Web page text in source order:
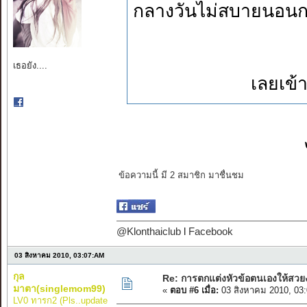
เธอยัง....
กลางวันไม่สบายนอน
เลยเ
ข้อความนี้ มี 2 สมาชิก มาชื่นชม
@Klonthaiclubl Facebook
03 สิงหาคม 2010, 03:07:AM
กุล
มาตา(singlemom99)
LV0 ทารก2 (Pls..update
Re: การตกแต่งหัวข้อตนเองให้สวย
« ตอบ #6 เมื่อ: 03 สิงหาคม 2010,